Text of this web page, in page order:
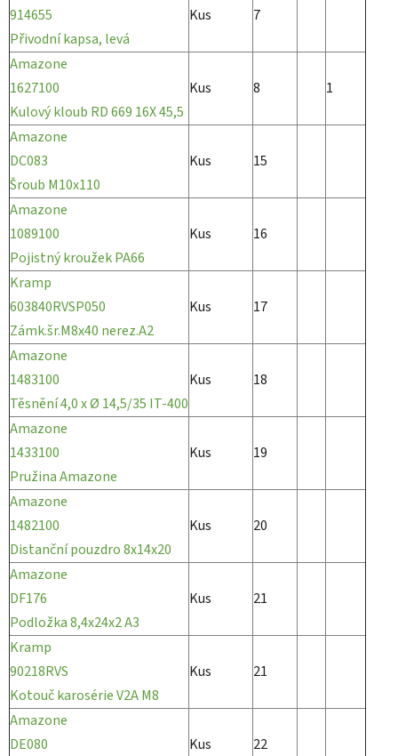
914655
Přivodní kapsa, levá
Kus 7
Amazone
1627100
Kulový kloub RD 669 16X 45,5
Kus 8 1
Amazone
DC083
Šroub M10x110
Kus 15
Amazone
1089100
Pojistný kroužek PA66
Kus 16
Kramp
603840RVSP050
Zámk.šr.M8x40 nerez.A2
Kus 17
Amazone
1483100
Těsnění 4,0 x Ø 14,5/35 IT-400
Kus 18
Amazone
1433100
Pružina Amazone
Kus 19
Amazone
1482100
Distanční pouzdro 8x14x20
Kus 20
Amazone
DF176
Podložka 8,4x24x2 A3
Kus 21
Kramp
90218RVS
Kotouč karosérie V2A M8
Kus 21
Amazone
DE080
Kus 22